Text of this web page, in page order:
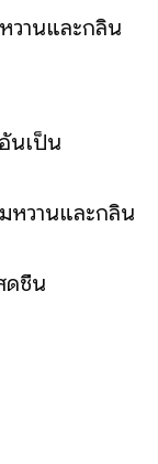
วานและกลิ่น
นเป็น
หวานและกลิ่น
ดชื่น